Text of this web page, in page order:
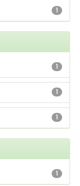
1
1
1
1
1